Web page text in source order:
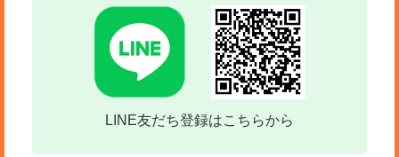
LINE友だち登録はこちらから